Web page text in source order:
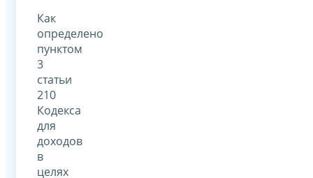
Как
определено
пунктом
3
статьи
210
Кодекса
для
доходов
в
целях